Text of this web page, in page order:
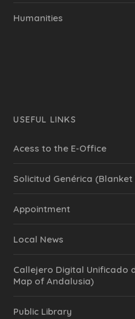
Humanities
USEFUL LINKS
Acess to the E-Office
Solicitud Genérica
Appointment
Local News
Callejero Digital Unificado
Map of Andalusia)
Public Library